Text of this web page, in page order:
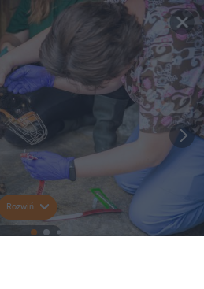
Rozwiń